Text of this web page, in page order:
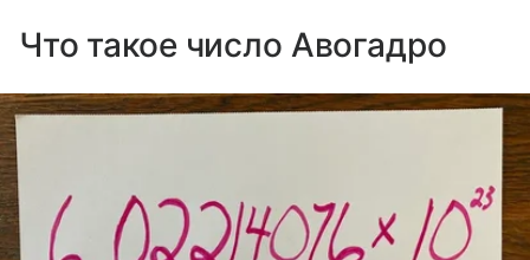
Что такое число Авогадро